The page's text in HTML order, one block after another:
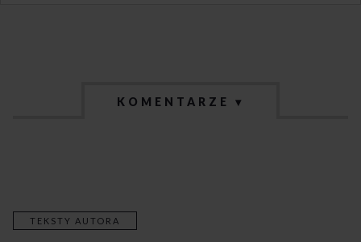
KOMENTARZE ▾
TEKSTY AUTORA